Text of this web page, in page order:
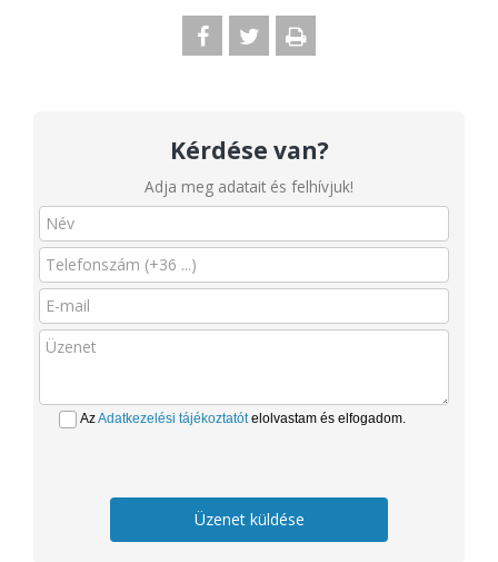
Kérdése van?
Adja meg adatait és felhívjuk!
AzAdatkezelési tájékoztatótelolvastam és elfogadom.
Üzenet küldése